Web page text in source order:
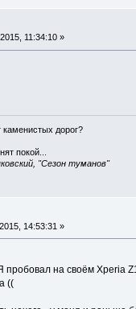
11:34:10 »
каменистых дорог?
покой...
"Сезон туманов"
14:53:31 »
на своём Xperia
((